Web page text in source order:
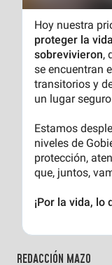
REDACCIÓN MAZO